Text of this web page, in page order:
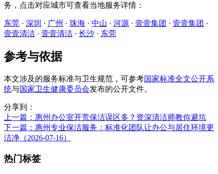
务，点击对应城市可查看当地服务详情：
东莞 · 深圳 · 广州 · 珠海 · 中山 · 河源 · 壹壹集团 · 壹壹集团 ·
壹壹清洁 · 壹壹清洁 · 长沙 · 东莞
参考与依据
本文涉及的服务标准与卫生规范，可参考国家标准全文公开系
统与国家卫生健康委员会发布的公开文件。
分享到：
上一篇 ：惠州办公室开荒保洁误区多？资深清洁师教你避坑
下一篇 ：惠州专业保洁服务：标准化团队让办公与居住环境更
洁净（2026-07-16）
热门标签